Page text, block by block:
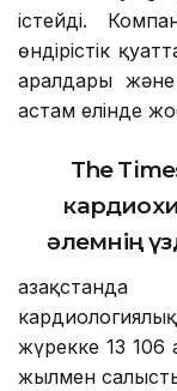
істейді.
өндірістік
аралдары
астам елінде
The
әлемнің
жүрекке 13 106
жылмен